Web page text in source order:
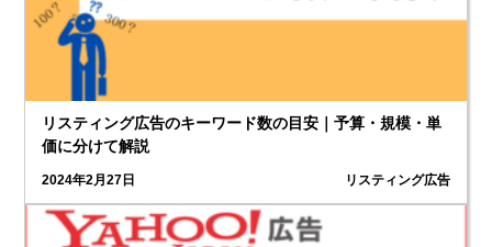
リスティング広告のキーワード数の目安｜予算・規模・単
価に分けて解説
2024年2月27日 リスティング広告